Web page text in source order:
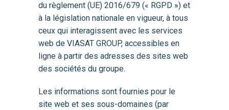
du règlement (UE) 2016/679 (« RGPD ») et
à la législation nationale en vigueur, à tous
ceux qui interagissent avec les services
web de VIASAT GROUP, accessibles en
ligne à partir des adresses des sites web
des sociétés du groupe.
Les informations sont fournies pour le
site web et ses sous-domaines (par